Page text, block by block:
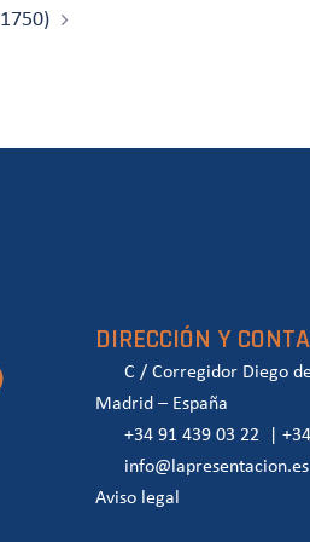
1750)
DIRECCIÓN Y
C / Corregidor Diego
Madrid – España
+34 91 439 03 22
info@lapresentacion.es
Aviso legal